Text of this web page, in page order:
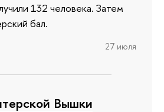
132 человека. Затем
бал.
27 июля
Вышки